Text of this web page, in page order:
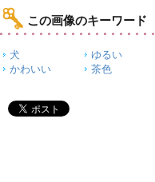
この画像のキーワード
犬 ゆるい
かわいい
茶色